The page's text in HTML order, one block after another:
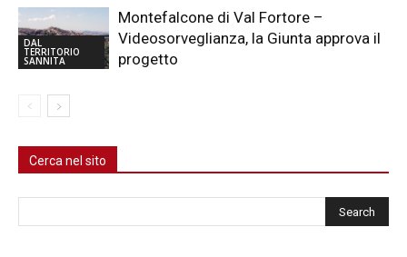
DAL
TERRITORIO
SANNITA
Montefalcone di Val Fortore –
Videosorveglianza, la Giunta approva il
progetto
Cerca nel sito